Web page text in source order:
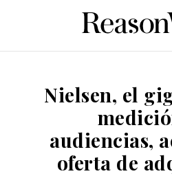
Nielsen, el
audiencias,
oferta de